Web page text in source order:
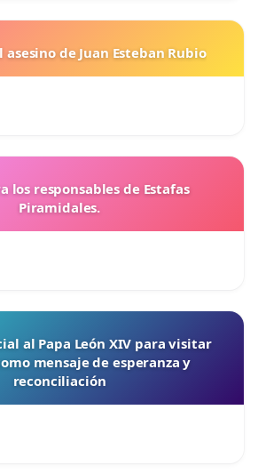
asesino de Juan Esteban Rubio
los responsables de Estafas
Piramidales.
al Papa León XIV para visitar
mensaje de esperanza y
reconciliación